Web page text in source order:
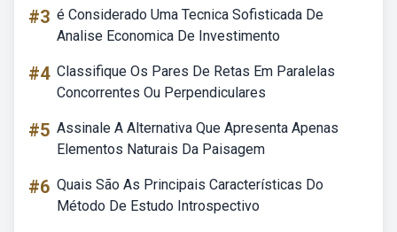
#3 é Considerado Uma Tecnica Sofisticada De
Analise Economica De Investimento
#4 Classifique Os Pares De Retas Em Paralelas
Concorrentes Ou Perpendiculares
#5 Assinale A Alternativa Que Apresenta Apenas
Elementos Naturais Da Paisagem
#6 Quais São As Principais Características Do
Método De Estudo Introspectivo